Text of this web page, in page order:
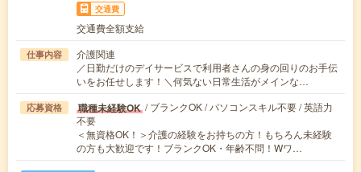
交通費
交通費全額支給
仕事内容
介護関連
／日勤だけのデイサービスで利用者さんの身の回りのお手伝
いをお任せします！＼何気ない日常生活がメインな…
応募資格 職種未経験OK / ブランクOK / パソコンスキル不要 / 英語力
不要
＜無資格OK！＞介護の経験をお持ちの方！もちろん未経験
の方も大歓迎です！ブランクOK・年齢不問！Wワ…